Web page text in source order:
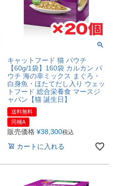
キャットフード 猫 パウチ
【60g/1袋】160袋 カルカン パ
ウチ 海の幸ミックス まぐろ・
白身魚・ほたてだし入り ウェッ
トフード 総合栄養食 マースジ
ャパン【猫 誕生日】
送料無料
同梱A
販売価格 ¥38,300税込
カートに入れる